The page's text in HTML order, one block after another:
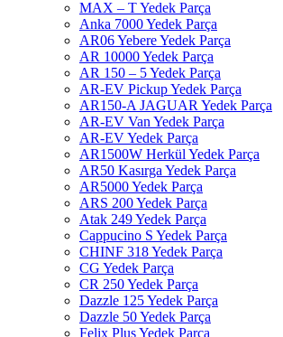
MAX – T Yedek Parça
Anka 7000 Yedek Parça
AR06 Yebere Yedek Parça
AR 10000 Yedek Parça
AR 150 – 5 Yedek Parça
AR-EV Pickup Yedek Parça
AR150-A JAGUAR Yedek Parça
AR-EV Van Yedek Parça
AR-EV Yedek Parça
AR1500W Herkül Yedek Parça
AR50 Kasırga Yedek Parça
AR5000 Yedek Parça
ARS 200 Yedek Parça
Atak 249 Yedek Parça
Cappucino S Yedek Parça
CHINF 318 Yedek Parça
CG Yedek Parça
CR 250 Yedek Parça
Dazzle 125 Yedek Parça
Dazzle 50 Yedek Parça
Felix Plus Yedek Parça